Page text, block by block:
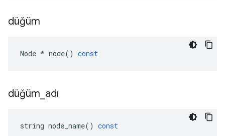
düğüm
Node * node() const
düğüm adı
string node_name() const